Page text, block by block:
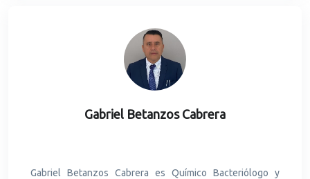
Nacional y miembro del Comité Científico de la Fundación
Iberoamericana de Nutrición. Cuenta con 7 libros
publicados como autor y editor, y ha publicado 80
artículos científicos indexados y arbitrados.
Gabriel Betanzos Cabrera
Gabriel Betanzos Cabrera es Químico Bacteriólogo y